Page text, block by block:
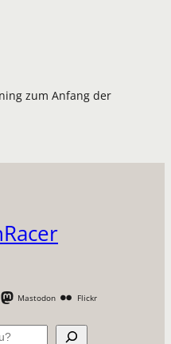
zum Anfang der
Mastodon Flickr